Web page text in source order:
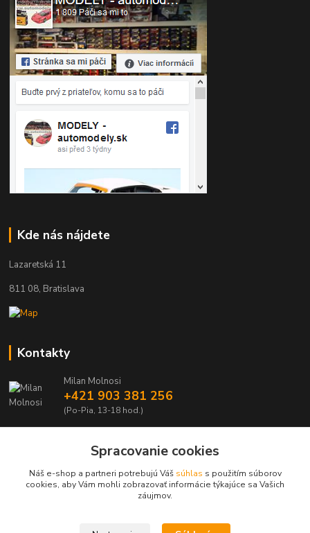
Kde nás nájdete
Lazaretská 11
811 08, Bratislava
Kontakty
Milan Molnosi
+421 903 381 256
(Po-Pia, 13-18 hod.)
Spracovanie cookies
Náš e-shop a partneri potrebujú Váš súhlas s použitím súborov
cookies, aby Vám mohli zobrazovať informácie týkajúce sa Vašich
záujmov.